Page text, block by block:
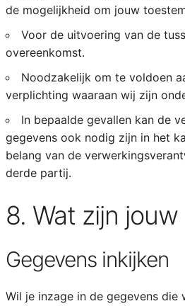
de mogelijkheid om jouw
Voor de uitvoering van de
overeenkomst.
Noodzakelijk om te voldoen
verplichting waaraan wij zijn
In bepaalde gevallen kan de
gegevens ook nodig zijn in het
belang van de
derde partij.
8. Wat zijn
Gegevens inkijken
Wil je inzage in de gegevens die